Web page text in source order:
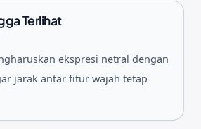
Terlihat
ekspresi netral dengan
jarak antar fitur wajah tetap